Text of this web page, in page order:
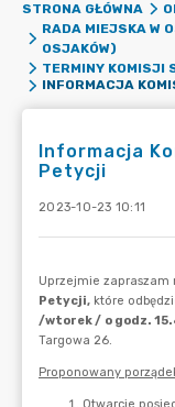
STRONA GŁÓWNA
RADA MIEJSKA W
OSJAKÓW)
TERMINY KOMISJI
Informacja
Petycji
2023-10-23 10:11